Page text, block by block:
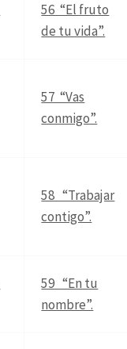
56 “El fruto
de tu vida”.
57 “Vas
conmigo”.
58 “Trabajar
contigo”.
59 “En tu
nombre”.